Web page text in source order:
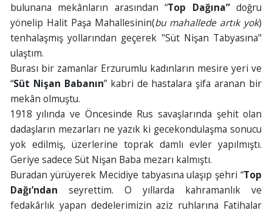
bulunana mekânların arasından “Top Dağına”doğru
yönelip Halit Paşa Mahallesinin(bu mahallede artık yok)
tenhalaşmış yollarından geçerek "Süt Nişan Tabyasına"
ulaştım.
Burası bir zamanlar Erzurumlu kadınların mesire yeri ve
“Süt Nişan Babanın” kabri de hastalara şifa aranan bir
mekân olmuştu.
1918 yılında ve Öncesinde Rus savaşlarında şehit olan
dadaşların mezarları ne yazık ki gecekondulaşma sonucu
yok edilmiş, üzerlerine toprak damlı evler yapılmıştı.
Geriye sadece Süt Nişan Baba mezarı kalmıştı.
Buradan yürüyerek Mecidiye tabyasına ulaşıp şehri “Top
Dağı’ndan seyrettim. O yıllarda kahramanlık ve
fedakârlık yapan dedelerimizin aziz ruhlarına Fatihalar